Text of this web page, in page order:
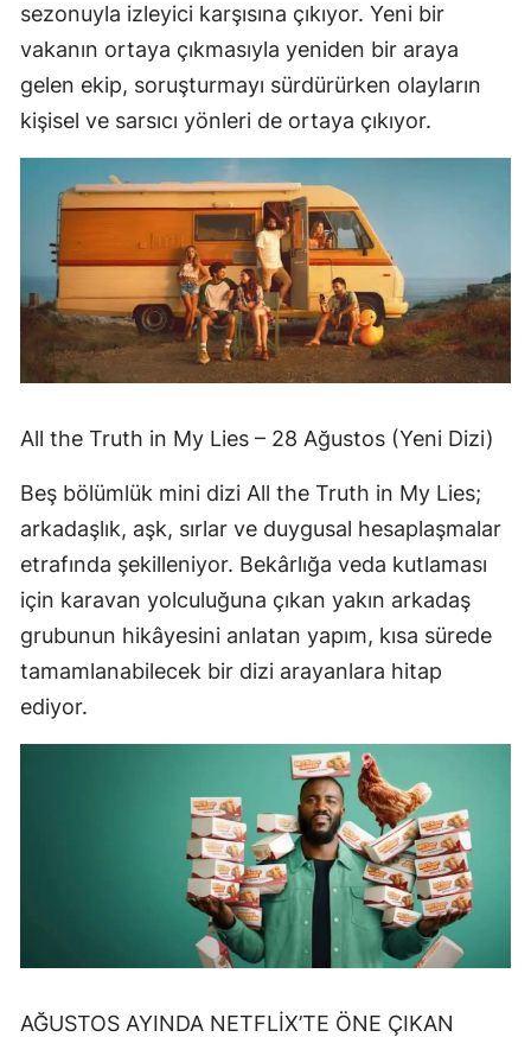
sezonuyla izleyici karşısına çıkıyor. Yeni bir
vakanın ortaya çıkmasıyla yeniden bir araya
gelen ekip, soruşturmayı sürdürürken olayların
kişisel ve sarsıcı yönleri de ortaya çıkıyor.
All the Truth in My Lies – 28 Ağustos (Yeni Dizi)
Beş bölümlük mini dizi All the Truth in My Lies;
arkadaşlık, aşk, sırlar ve duygusal hesaplaşmalar
etrafında şekilleniyor. Bekârlığa veda kutlaması
için karavan yolculuğuna çıkan yakın arkadaş
grubunun hikâyesini anlatan yapım, kısa sürede
tamamlanabilecek bir dizi arayanlara hitap
ediyor.
AĞUSTOS AYINDA NETFLİX’TE ÖNE ÇIKAN